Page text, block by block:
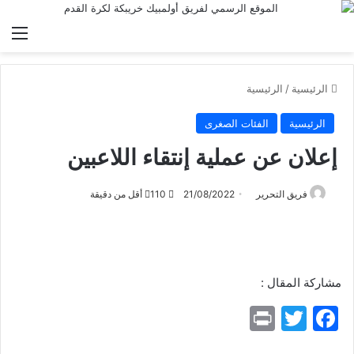
الرئيسية / الرئيسية
الرئيسية الفئات الصغرى
إعلان عن عملية إنتقاء اللاعبين
فريق التحرير 21/08/2022 أقل من دقيقة
مشاركة المقال :
F
T